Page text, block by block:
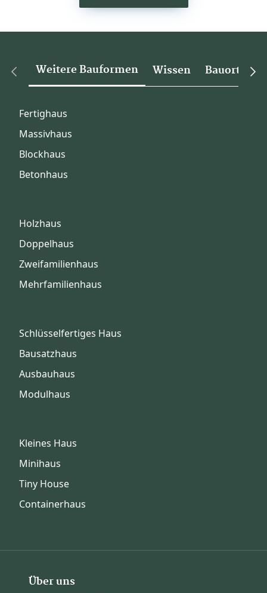
Weitere Bauformen Wissen Bauorte
Fertighaus
Massivhaus
Blockhaus
Betonhaus
Holzhaus
Doppelhaus
Zweifamilienhaus
Mehrfamilienhaus
Schlüsselfertiges Haus
Bausatzhaus
Ausbauhaus
Modulhaus
Kleines Haus
Minihaus
Tiny House
Containerhaus
Über uns